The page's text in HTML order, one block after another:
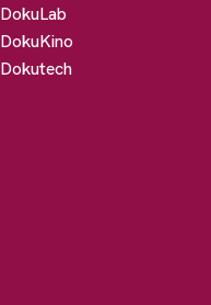
DokuLab
DokuKino
Dokutech